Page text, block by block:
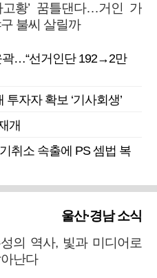
고황’ 꿈틀댄다…거인 가
불씨 살릴까
곽…“선거인단 192→2만
자자 확보 ‘기사회생’
개
취소 속출에 PS 셈법 복
울산·경남 소식
의 역사, 빛과 미디어로
난다